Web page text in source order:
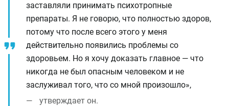
заставляли принимать психотропные
препараты. Я не говорю, что полностью здоров,
потому что после всего этого у меня
действительно появились проблемы со
здоровьем. Но я хочу доказать главное — что
никогда не был опасным человеком и не
заслуживал того, что со мной произошло»,
утверждает он.